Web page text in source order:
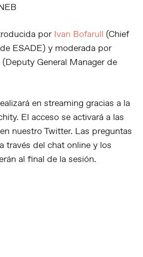
por Ivan Bofarull (Chief
ESADE) y moderada por
(Deputy General Manager de
en streaming gracias a la
. El acceso se activará a las
nuestroTwitter. Las preguntas
través del chat online y los
al final de la sesión.